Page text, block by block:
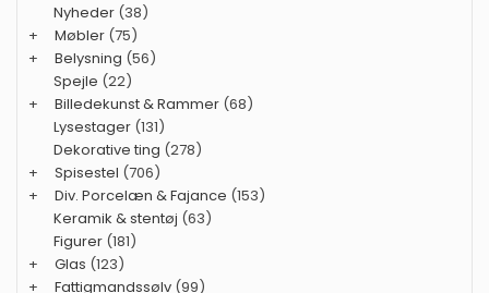
Nyheder (38)
+
Møbler (75)
+
Belysning (56)
Spejle (22)
+
Billedekunst & Rammer (68)
Lysestager (131)
Dekorative ting (278)
+
Spisestel (706)
+
Div. Porcelæn & Fajance (153)
Keramik & stentøj (63)
Figurer (181)
+
Glas (123)
+
Fattigmandssølv (99)